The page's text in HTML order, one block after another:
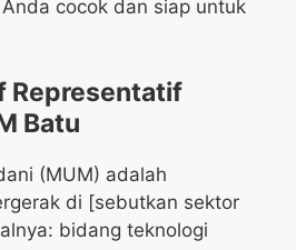
cocok dan siap untuk
Representatif
Batu
(MUM) adalah
di [sebutkan sektor
bidang teknologi